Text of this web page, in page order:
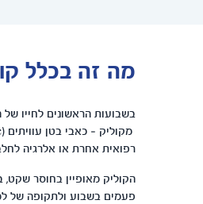
מה זה בכלל
בשבועות הראשונים לחייו של
רפואית אחרת או אלרגיה
הקוליק מאופיין בחוסר
פעמים בשבוע ולתקופה של